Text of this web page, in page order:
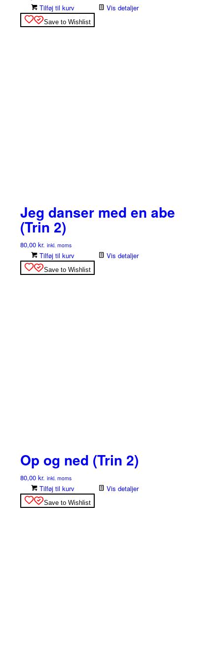
Tilføj til kurv Vis detaljer
Save to Wishlist
Jeg danser med en abe
(Trin 2)
80,00 kr. inkl. moms
Tilføj til kurv Vis detaljer
Save to Wishlist
Op og ned (Trin 2)
80,00 kr. inkl. moms
Tilføj til kurv Vis detaljer
Save to Wishlist